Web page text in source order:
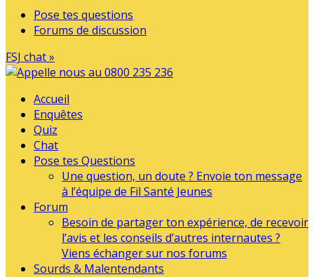
Pose tes questions
Forums de discussion
FSJ chat »
Accueil
Enquêtes
Quiz
Chat
Pose tes Questions
Une question, un doute ? Envoie ton message
à l’équipe de Fil Santé Jeunes
Forum
Besoin de partager ton expérience, de recevoir
l’avis et les conseils d’autres internautes ?
Viens échanger sur nos forums
Sourds & Malentendants